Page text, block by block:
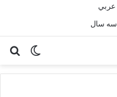
عربي
تغییر